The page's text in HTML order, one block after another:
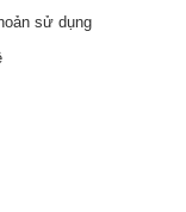
sử dụng